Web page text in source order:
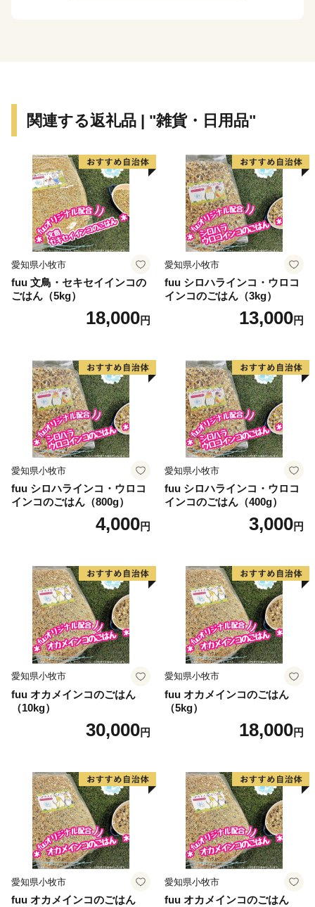
関連する返礼品 | "雑貨・日用品"
愛知県小牧市
fuu 文鳥・セキセイインコの
ごはん（5kg）
18,000円
愛知県小牧市
fuu シロハラインコ・ウロコ
インコのごはん（3kg）
13,000円
愛知県小牧市
fuu シロハラインコ・ウロコ
インコのごはん（800g）
4,000円
愛知県小牧市
fuu シロハラインコ・ウロコ
インコのごはん（400g）
3,000円
愛知県小牧市
fuu オカメインコのごはん
（10kg）
30,000円
愛知県小牧市
fuu オカメインコのごはん
（5kg）
18,000円
愛知県小牧市
fuu オカメインコのごはん
愛知県小牧市
fuu オカメインコのごはん